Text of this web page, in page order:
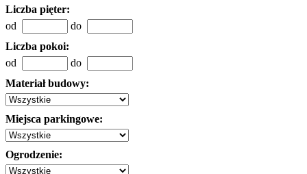
Liczba pięter:
od
do
Liczba pokoi:
od
do
Materiał budowy:
Miejsca parkingowe:
Ogrodzenie: